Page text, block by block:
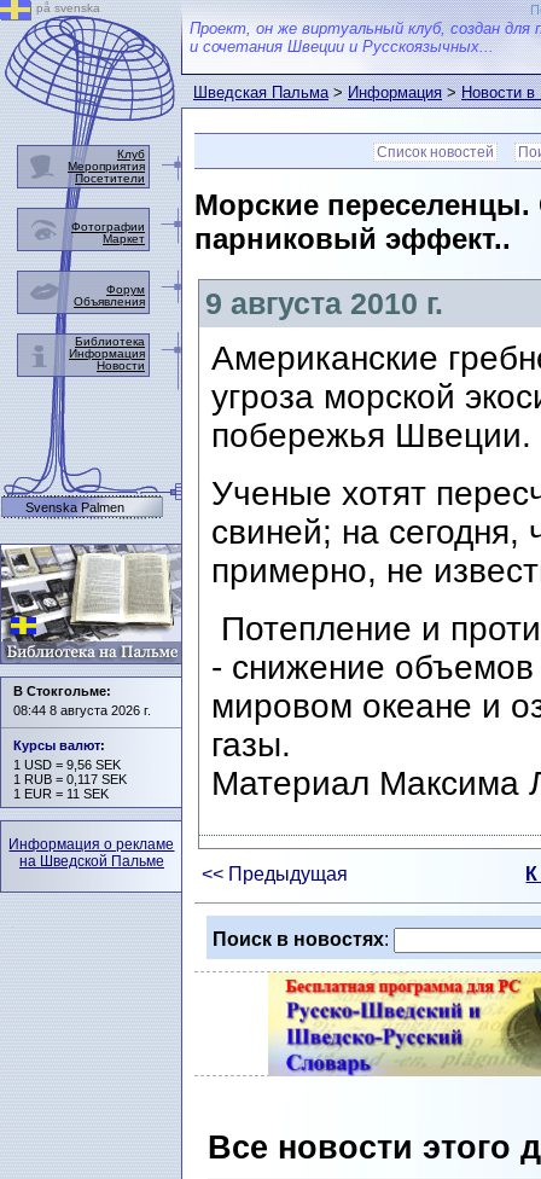
Проект, он же виртуальный клуб, создан для
и сочетания Швеции и Русскоязычных...
Шведская Пальма>Информация>Новости
Список новостей
Морские переселенцы.
парниковый эффект..
9 августа 2010 г.
Американские
угроза морской
побережья Швеции.
Ученые хотят
свиней; на сегодня,
примерно, не
Потепление и
- снижение объемов
мировом океане и
газы.
Материал Максима
<< Предыдущая
Поиск в новостях:
Все новости этого
på svenska
Клуб
Мероприятия
Посетители
Фотографии
Маркет
Форум
Объявления
Библиотека
Информация
Новости
Svenska Palmen
В Стокгольме:
08:44 8 августа 2026 г.
Курсы валют:
1 USD = 9,56 SEK
1 RUB = 0,117 SEK
1 EUR = 11 SEK
Информация о рекламе
на Шведской Пальме